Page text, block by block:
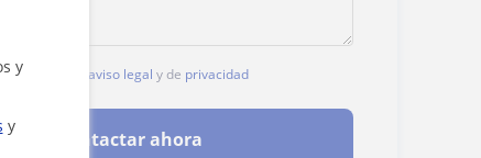
y
y
nuestro aviso legal y de privacidad
Contactar ahora